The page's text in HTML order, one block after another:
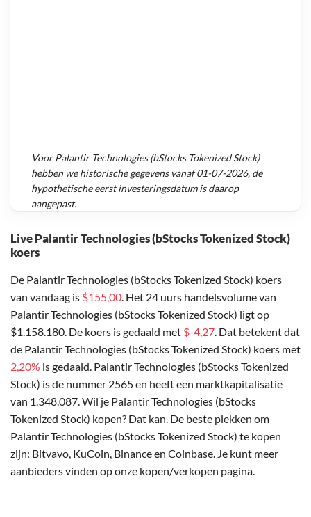
Live Palantir Technologies (bStocks Tokenized Stock)
koers
De Palantir Technologies (bStocks Tokenized Stock) koers
van vandaag is $155,00. Het 24 uurs handelsvolume van
Palantir Technologies (bStocks Tokenized Stock) ligt op
$1.158.180. De koers is gedaald met $-4,27. Dat betekent dat
de Palantir Technologies (bStocks Tokenized Stock) koers met
2,20% is gedaald. Palantir Technologies (bStocks Tokenized
Stock) is de nummer 2565 en heeft een marktkapitalisatie
van 1.348.087. Wil je Palantir Technologies (bStocks
Tokenized Stock) kopen? Dat kan. De beste plekken om
Palantir Technologies (bStocks Tokenized Stock) te kopen
zijn: Bitvavo, KuCoin, Binance en Coinbase. Je kunt meer
aanbieders vinden op onze kopen/verkopen pagina.
VoorPalantir Technologies (bStocks Tokenized Stock)
hebben we historische gegevens vanaf01-07-2026, de
hypothetische eerst investeringsdatum is daarop
aangepast.